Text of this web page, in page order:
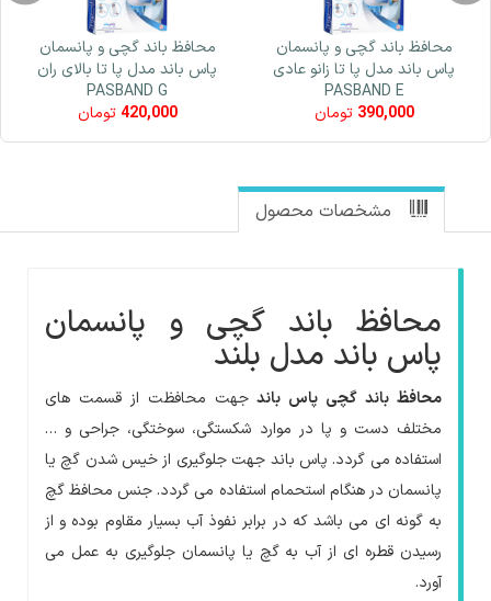
محافظ باند گچی و پانسمان
پاس باند مدل پا تا زانو عادی
PASBAND E
390,000 تومان
محافظ باند گچی و پانسمان
پاس باند مدل پا تا بالای ران
PASBAND G
420,000تومان
مشخصات محصول
محافظ باند گچی و پانسمان
پاس باند مدل بلند
محافظ باند گچی پاس باندجهت محافظت از قسمت های
مختلف دست و پا در موارد شکستگی، سوختگی، جراحی و …
استفاده می گردد. پاس باند جهت جلوگیری از خیس شدن گچ یا
پانسمان در هنگام استحمام استفاده می گردد. جنس محافظ گچ
به گونه ای می باشد که در برابر نفوذ آب بسیار مقاوم بوده و از
رسیدن قطره ای از آب به گچ یا پانسمان جلوگیری به عمل می
آورد.